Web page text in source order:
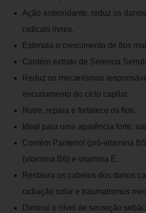
Ação antioxidante, reduz os
radicais livres.
Estimula o crescimento de fios
Contém extrato de Serenoa
Reduz os mecanismos
encurtamento do ciclo capilar.
Nutre, repara e fortalece os fios.
Ideal para uma aparência forte,
Contém Pantenol (pró-vitamina
(vitamina B6) e vitamina E.
Restaura os cabelos dos danos
radiação solar e traumatismos
Diminui o nível de secreção